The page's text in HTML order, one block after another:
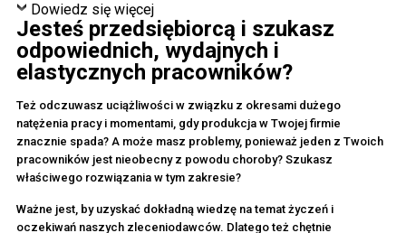
Dowiedz się więcej
Jesteś przedsiębiorcą i szukasz
odpowiednich, wydajnych i
elastycznych pracowników?
Też odczuwasz uciążliwości w związku z okresami dużego
natężenia pracy i momentami, gdy produkcja w Twojej firmie
znacznie spada? A może masz problemy, ponieważ jeden z Twoich
pracowników jest nieobecny z powodu choroby? Szukasz
właściwego rozwiązania w tym zakresie?
Ważne jest, by uzyskać dokładną wiedzę na temat życzeń i
oczekiwań naszych zleceniodawców. Dlatego też chętnie